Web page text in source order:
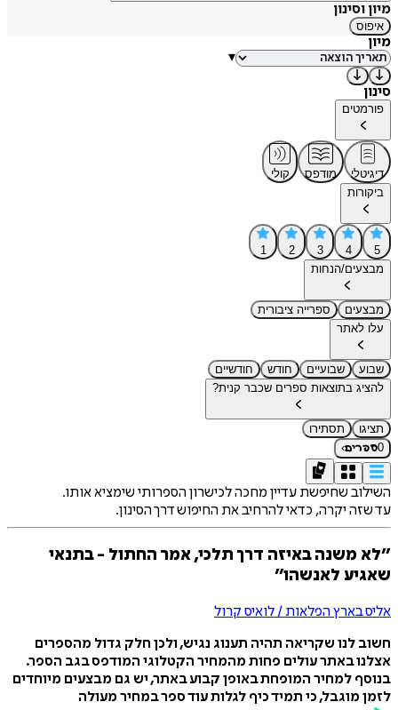
מיון וסינון
איפוס
מיון
▾
סינון
פורמטים
דיגיטלי מודפס
קולי
ביקורות
5
4
3
2
1
מבצעים/הנחות
מבצעים
ספרייה ציבורית
עלו לאתר
שבוע שבועיים חודש
חודשיים
להציג בתוצאות ספרים שכבר קנית?
תציגו
תסתירו
0ספרים›
השילוב שחיפשת עדיין מחכה לכישרון הספרותי שימציא אותו.
עד שזה יקרה, כדאי להרחיב את החיפוש דרך הסינון.
״לא משנה באיזה דרך תלכי, אמר החתול - בתנאי
שאגיע לאנשהו״
אליס בארץ הפלאות / לואיס קרול
חשוב לנו שקריאה תהיה תענוג נגיש, ולכן חלק גדול מהספרים
אצלנו באתר עולים פחות מהמחיר הקטלוגי המודפס בגב הספר.
בנוסף למחיר המופחת באופן קבוע באתר, יש גם מבצעים מיוחדים
לזמן מוגבל, כי תמיד כיף לגלות עוד ספר במחיר מעולה